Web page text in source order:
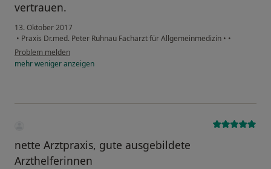
vertrauen.
13. Oktober 2017
• Praxis Dr.med. Peter Ruhnau Facharzt für Allgemeinmedizin • •
Problem melden
mehrwenigeranzeigen
nette Arztpraxis, gute ausgebildete
Arzthelferinnen